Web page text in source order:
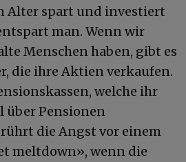
Alter spart und investiert
man. Wenn wir
Menschen haben, gibt es
die ihre Aktien verkaufen.
welche ihr
über Pensionen
die Angst vor einem
meltdown», wenn die